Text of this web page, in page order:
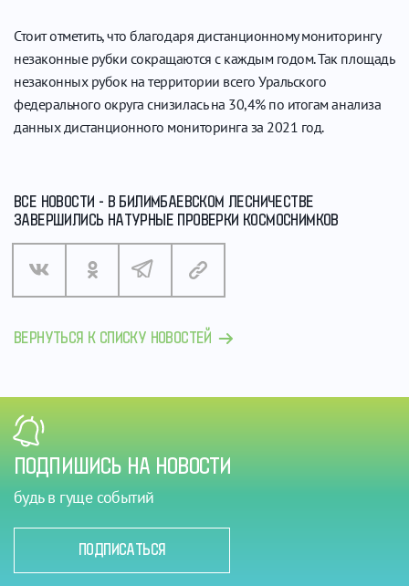
Стоит отметить, что благодаря дистанционному мониторингу
незаконные рубки сокращаются с каждым годом. Так площадь
незаконных рубок на территории всего Уральского
федерального округа снизилась на 30,4% по итогам анализа
данных дистанционного мониторинга за 2021 год.
ВСЕ НОВОСТИ - В БИЛИМБАЕВСКОМ ЛЕСНИЧЕСТВЕ
ЗАВЕРШИЛИСЬ НАТУРНЫЕ ПРОВЕРКИ КОСМОСНИМКОВ
ВЕРНУТЬСЯ К СПИСКУ НОВОСТЕЙ
ПОДПИШИСЬ НА НОВОСТИ
будь в гуще событий
ПОДПИСАТЬСЯ